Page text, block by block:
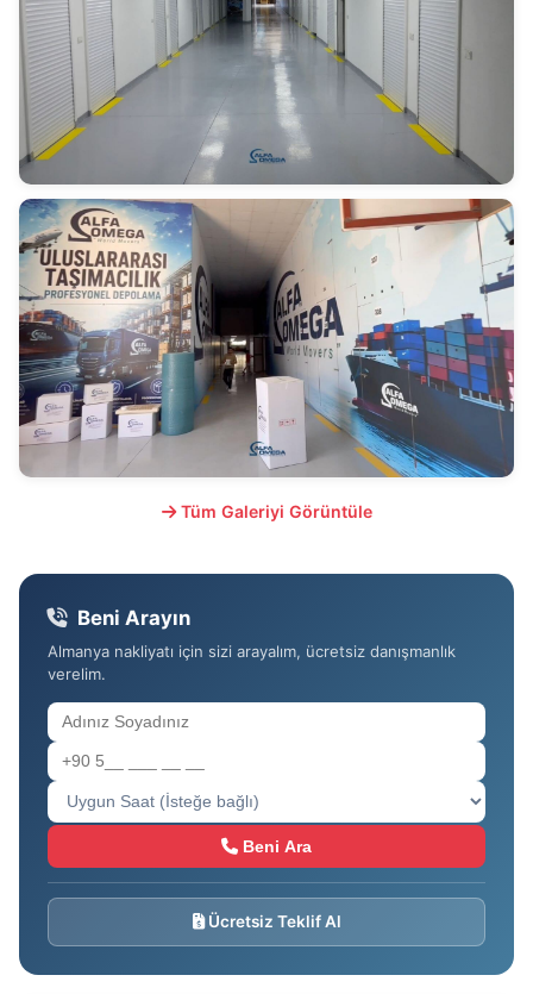
Tüm Galeriyi Görüntüle
Beni Arayın
Almanya nakliyatı için sizi arayalım, ücretsiz danışmanlık
verelim.
Beni Ara
Ücretsiz Teklif Al